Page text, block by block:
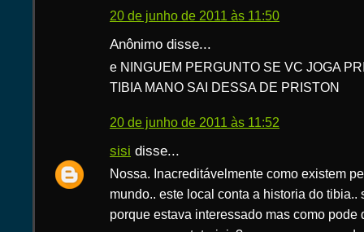
20 de junho de 2011 às 11:50
Anônimo disse...
e NINGUEM PERGUNTO SE VC JOGA
TIBIA MANO SAI DESSA DE PRISTON
20 de junho de 2011 às 11:52
sisi disse...
Nossa. Inacreditávelmente como existem
mundo.. este local conta a historia do tibia..
porque estava interessado mas como pode